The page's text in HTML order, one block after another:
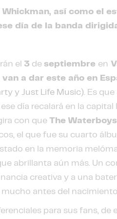
así como el
día de la banda
el 3 deseptiembre en
a dar este año en
y Just Life Music). Es
ese día recalará en la
con queThe Waterboys
el que fue su cuarto
en la memoria
abrillanta aún más. Un
creativa y a una
antes del nacimiento
para sus fans, de